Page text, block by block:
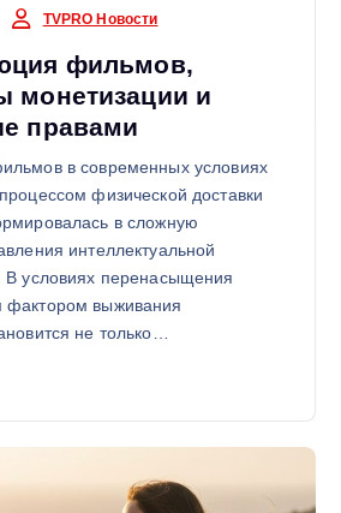
TVPRO Новости
фильмов,
монетизации и
правами
в современных условиях
физической доставки
в сложную
интеллектуальной
В условиях перенасыщения
фактором выживания
не только…